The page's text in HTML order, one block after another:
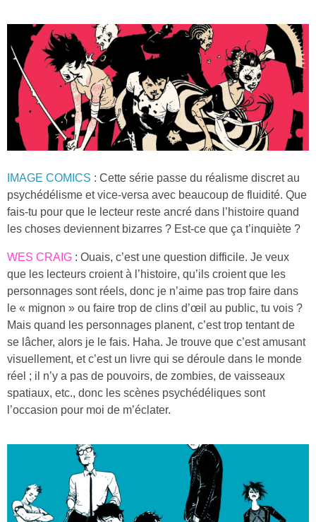
IMAGE COMICS : Cette série passe du réalisme discret au
psychédélisme et vice-versa avec beaucoup de fluidité. Que
fais-tu pour que le lecteur reste ancré dans l’histoire quand
les choses deviennent bizarres ? Est-ce que ça t’inquiète ?
WES CRAIG : Ouais, c’est une question difficile. Je veux
que les lecteurs croient à l’histoire, qu’ils croient que les
personnages sont réels, donc je n’aime pas trop faire dans
le « mignon » ou faire trop de clins d’œil au public, tu vois ?
Mais quand les personnages planent, c’est trop tentant de
se lâcher, alors je le fais. Haha. Je trouve que c’est amusant
visuellement, et c’est un livre qui se déroule dans le monde
réel ; il n’y a pas de pouvoirs, de zombies, de vaisseaux
spatiaux, etc., donc les scènes psychédéliques sont
l’occasion pour moi de m’éclater.